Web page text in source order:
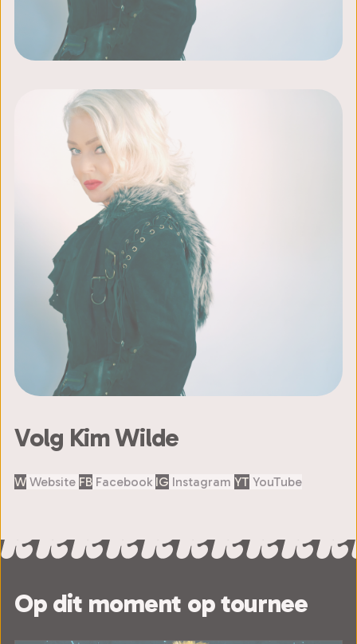
Volg Kim Wilde
W Website FB Facebook IG Instagram YT YouTube
Op dit moment op tournee